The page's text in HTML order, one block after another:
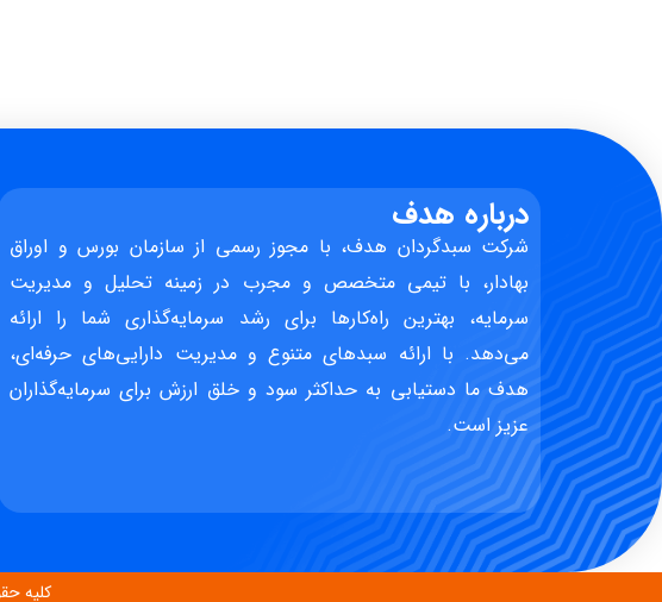
درباره هدف
شرکت سبدگردان هدف، با مجوز رسمی از سازمان بورس و اوراق
بهادار، با تیمی متخصص و مجرب در زمینه تحلیل و مدیریت
سرمایه، بهترین راه‌کارها برای رشد سرمایه‌گذاری شما را ارائه
می‌دهد. با ارائه سبدهای متنوع و مدیریت دارایی‌های حرفه‌ای،
هدف ما دستیابی به حداکثر سود و خلق ارزش برای سرمایه‌گذاران
عزیز است.
کلیه